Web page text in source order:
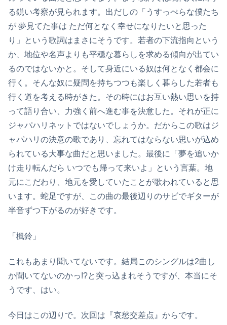
る鋭い考察が見られます。出だしの「うすっぺらな僕たち
が 夢見てた事は ただ何となく幸せになりたいと思った
り」という歌詞はまさにそうです。若者の下流指向という
か、地位や名声よりも平穏な暮らしを求める傾向が出てい
るのではないかと。そして身近にいる奴は何となく都会に
行く。そんな奴に疑問を持ちつつも楽しく暮らした若者も
行く道を考える時がきた。その時にはお互い熱い思いを持
って語り合い、力強く前へ進む事を決意した。それが正に
ジャパハリネットではないでしょうか。だからこの歌はジ
ャパハリの決意の歌であり、忘れてはならない思いが込め
られている大事な曲だと思いました。最後に「夢を追いか
け走り転んだら いつでも帰って来いよ」という言葉。地
元にこだわり、地元を愛していたことが歌われていると思
います。蛇足ですが、この曲の最後辺りのサビでギターが
半音ずつ下がるのが好きです。
「楓鈴」
これもあまり聞いてないです。結局このシングルは2曲し
か聞いてないのかっ!?と突っ込まれそうですが、本当にそ
うです、はい。
今日はこの辺りで。次回は『哀愁交差点』からです。